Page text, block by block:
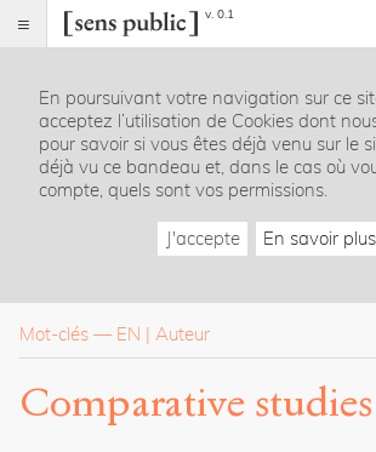
v. 0.1
Index
Rubriques
Essais
La
revue
En poursuivant votre navigation sur ce
acceptez l’utilisation de Cookies dont
pour savoir si vous êtes déjà venu sur le
déjà vu ce bandeau et, dans le cas où
compte, quels sont vos permissions.
J'accepte En savoir plus
Mot-clés — EN Auteur
Comparative studies